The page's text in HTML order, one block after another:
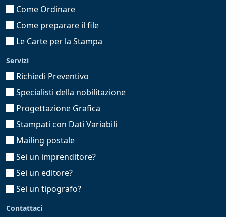
Come Ordinare
Come preparare il file
Le Carte per la Stampa
Servizi
Richiedi Preventivo
Specialisti della nobilitazione
Progettazione Grafica
Stampati con Dati Variabili
Mailing postale
Sei un imprenditore?
Sei un editore?
Sei un tipografo?
Contattaci